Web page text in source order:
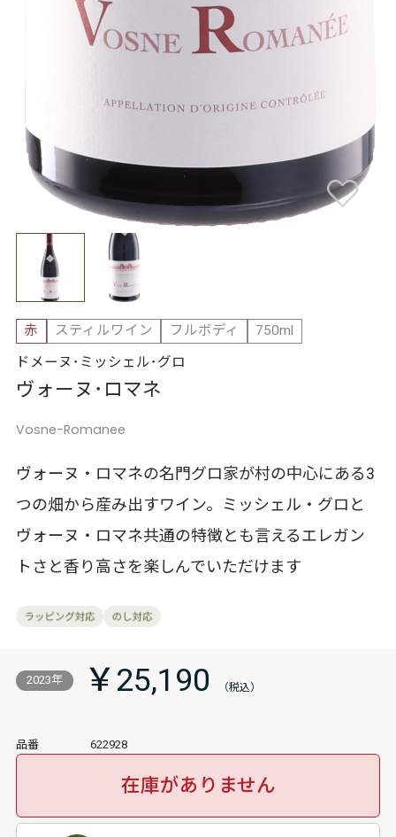
赤 スティルワイン フルボディ
750ml
ドメーヌ･ミッシェル･グロ
ヴォーヌ･ロマネ
Vosne-Romanee
ヴォーヌ・ロマネの名門グロ家が村の中心にある3
つの畑から産み出すワイン。ミッシェル・グロと
ヴォーヌ・ロマネ共通の特徴とも言えるエレガン
トさと香り高さを楽しんでいただけます
2023年 ￥25,190
品番 622928
在庫がありません